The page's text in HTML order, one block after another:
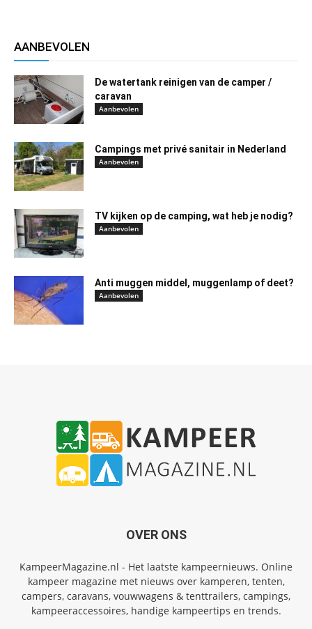
AANBEVOLEN
De watertank reinigen van de camper /
caravan
Aanbevolen
Campings met privé sanitair in Nederland
Aanbevolen
TV kijken op de camping, wat heb je nodig?
Aanbevolen
Anti muggen middel, muggenlamp of deet?
Aanbevolen
OVER ONS
KampeerMagazine.nl - Het laatste kampeernieuws. Online
kampeer magazine met nieuws over kamperen, tenten,
campers, caravans, vouwwagens & tenttrailers, campings,
kampeeraccessoires, handige kampeertips en trends.